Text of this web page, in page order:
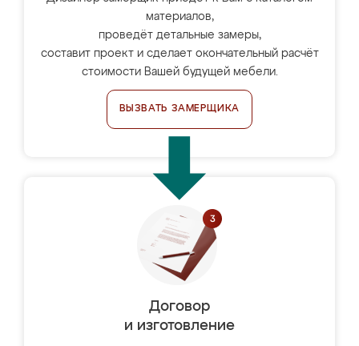
материалов,
проведёт детальные замеры,
составит проект и сделает окончательный расчёт
стоимости Вашей будущей мебели.
ВЫЗВАТЬ ЗАМЕРЩИКА
Договор
и изготовление